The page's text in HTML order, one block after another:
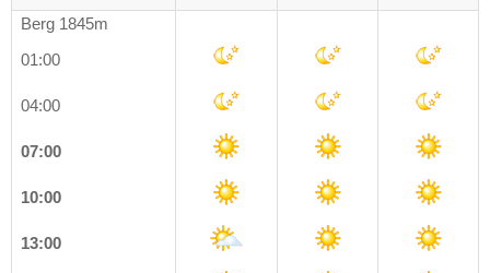
Berg 1845m
01:00
04:00
07:00
10:00
13:00